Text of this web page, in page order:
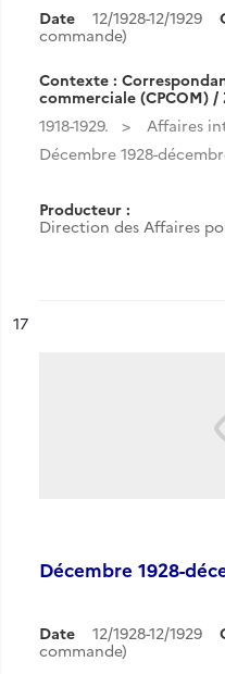
Date 12/1928-12/1929
commande)
Contexte :
commerciale (CPCOM) /
1918-1929.
Affaires
Décembre 1928-
Producteur :
Direction des Affaires
n°
17
Décembre 1928-
Date 12/1928-12/1929
commande)